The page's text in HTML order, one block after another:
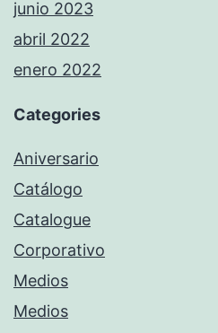
junio 2023
abril 2022
enero 2022
Categories
Aniversario
Catálogo
Catalogue
Corporativo
Medios
Medios